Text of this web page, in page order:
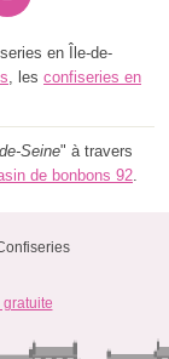
en Île-de-
, les confiseries en
Seine" à travers
de bonbons 92
gratuite